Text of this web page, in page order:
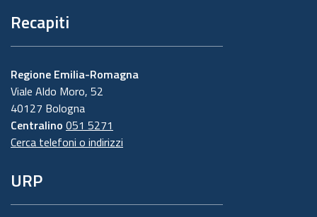
Recapiti
Regione Emilia-Romagna
Viale Aldo Moro, 52
40127 Bologna
Centralino 051 5271
Cerca telefoni o indirizzi
URP